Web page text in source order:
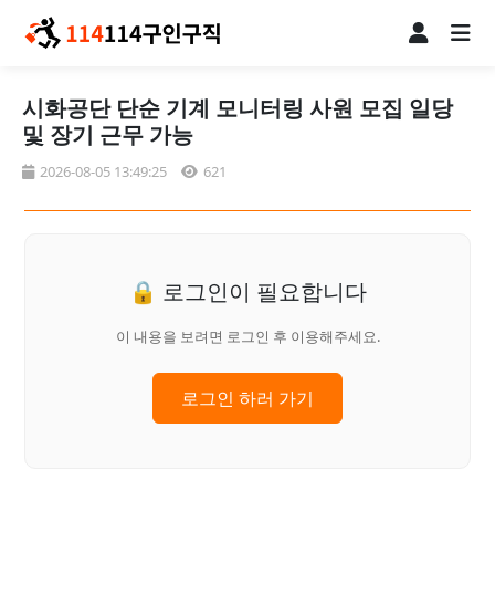
시화공단 단순 기계 모니터링 사원 모집 일당
및 장기 근무 가능
2026-08-05 13:49:25 621
🔒 로그인이 필요합니다
이 내용을 보려면 로그인 후 이용해주세요.
로그인 하러 가기